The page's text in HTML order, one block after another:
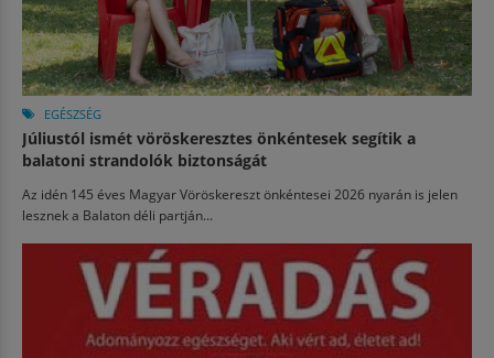
EGÉSZSÉG
Júliustól ismét vöröskeresztes önkéntesek segítik a
balatoni strandolók biztonságát
Az idén 145 éves Magyar Vöröskereszt önkéntesei 2026 nyarán is jelen
lesznek a Balaton déli partján...